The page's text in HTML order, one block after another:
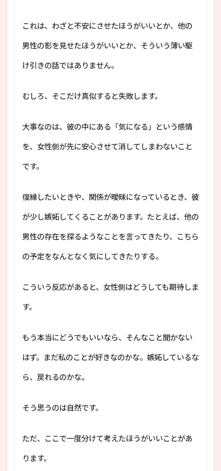
これは、わざと不安にさせたほうがいいとか、他の
男性の影を見せたほうがいいとか、そういう薄い駆
け引きの話ではありません。
むしろ、そこだけ真似すると失敗します。
大事なのは、彼の中にある「気になる」という感情
を、女性側が先に安心させて消してしまわないこと
です。
復縁したいときや、関係が曖昧になっているとき、彼
が少し嫉妬してくることがあります。たとえば、他の
男性の存在を探るようなことを言ってきたり、こちら
の予定をなんとなく気にしてきたりする。
こういう反応があると、女性側はどうしても期待しま
す。
もう本当にどうでもいいなら、そんなこと聞かない
はず。まだ私のことが好きなのかな。嫉妬しているな
ら、戻れるのかな。
そう思うのは自然です。
ただ、ここで一度分けて考えたほうがいいことがあ
ります。